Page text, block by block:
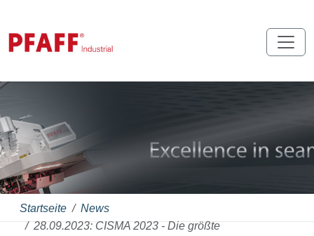
Startseite
News
28.09.2023: CISMA 2023 - Die größte